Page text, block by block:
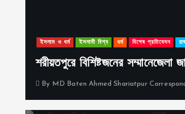
ইসলাম ও ধর্ম ইসলামী বিশ্ব ধর্ম বিশেষ প্রতিবেদন
শরীয়তপুরে বিশিষ্টজনের সম্মানেজেলা
By MD Baten Ahmed Shariatpur